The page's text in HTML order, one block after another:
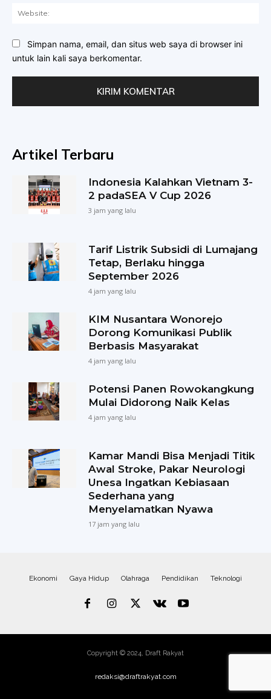
Simpan nama, email, dan situs web saya di browser ini
untuk lain kali saya berkomentar.
Artikel Terbaru
Indonesia Kalahkan Vietnam 3-
2 padaSEA V Cup 2026
3 jam yang lalu
Tarif Listrik Subsidi di Lumajang
Tetap, Berlaku hingga
September 2026
4 jam yang lalu
KIM Nusantara Wonorejo
Dorong Komunikasi Publik
Berbasis Masyarakat
4 jam yang lalu
Potensi Panen Rowokangkung
Mulai Didorong Naik Kelas
4 jam yang lalu
Kamar Mandi Bisa Menjadi Titik
Awal Stroke, Pakar Neurologi
Unesa Ingatkan Kebiasaan
Sederhana yang
Menyelamatkan Nyawa
17 jam yang lalu
Ekonomi Gaya Hidup Olahraga Pendidikan Teknologi
Copyright © 2024, Draft Rakyat
redaksi@draftrakyat.com